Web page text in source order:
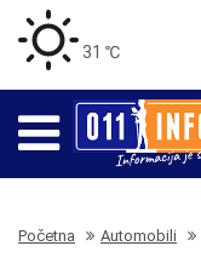
31 ℃
Početna Automobili